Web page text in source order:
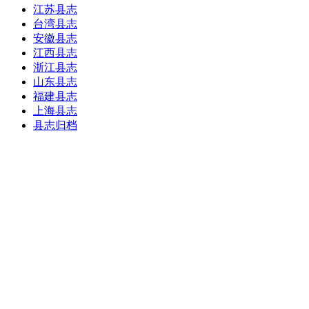
江苏县志
台湾县志
安徽县志
江西县志
浙江县志
山东县志
福建县志
上海县志
县志归档